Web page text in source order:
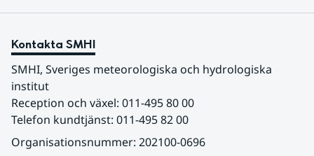
vakthavande hydrolog på SMHI.
Kontakta SMHI
SMHI, Sveriges meteorologiska och hydrologiska
institut
Reception och växel: 011-495 80 00
Telefon kundtjänst: 011-495 82 00
Organisationsnummer: 202100-0696